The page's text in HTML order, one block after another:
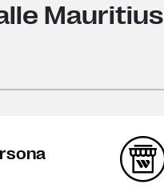
Mauritius